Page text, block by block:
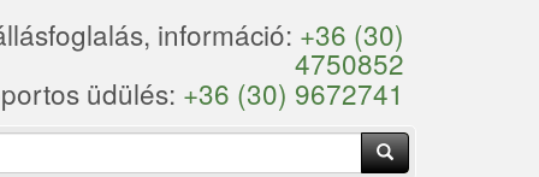
információ: +36 (30)
4750852
üdülés: +36 (30) 9672741
Keresés